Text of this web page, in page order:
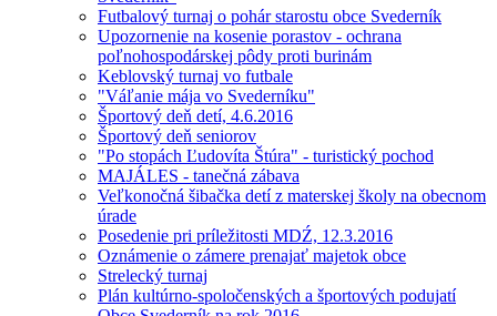
Futbalový turnaj o pohár starostu obce Svederník
Upozornenie na kosenie porastov - ochrana
poľnohospodárskej pôdy proti burinám
Keblovský turnaj vo futbale
"Váľanie mája vo Svederníku"
Športový deň detí, 4.6.2016
Športový deň seniorov
"Po stopách Ľudovíta Štúra" - turistický pochod
MAJÁLES - tanečná zábava
Veľkonočná šibačka detí z materskej školy na obecnom
úrade
Posedenie pri príležitosti MDŹ, 12.3.2016
Oznámenie o zámere prenajať majetok obce
Strelecký turnaj
Plán kultúrno-spoločenských a športových podujatí